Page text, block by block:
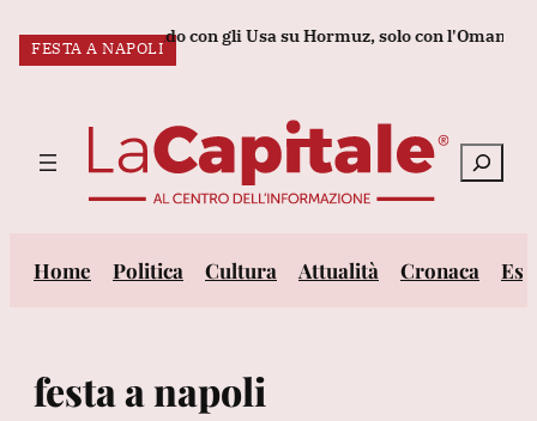
ULTIM’ORA:
negoziando con gli Usa su Hormuz, solo con l'Oman'
Cerca
Home Politica Cultura Attualità Cronaca
festa a napoli
FESTA A NAPOLI